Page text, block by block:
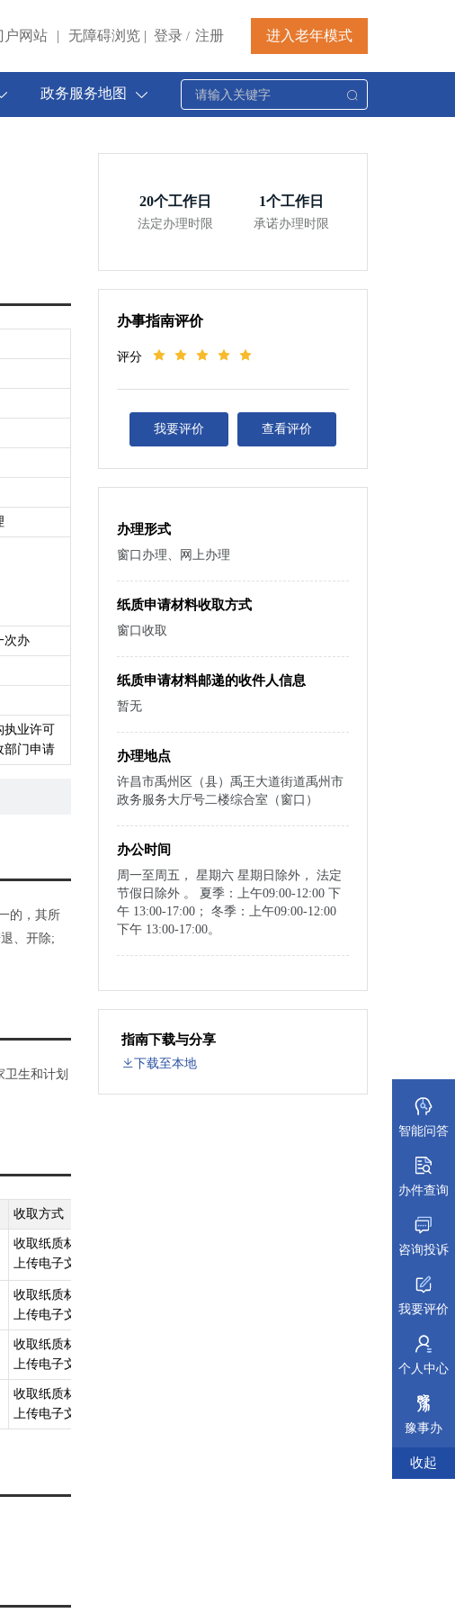
户网站 | 无障碍浏览 | 登录 / 注册 进入老年模式
政务服务地图
次办
执业许可
部门申请
的，其所
、开除;
卫生和计划
收取方式
收取纸质材料、
上传电子文件
查看依据
收取纸质材料、
上传电子文件
收取纸质材料、
上传电子文件
收取纸质材料、
上传电子文件
20个工作日
法定办理时限
1个工作日
承诺办理时限
办事指南评价
评分
我要评价 查看评价
办理形式
窗口办理、网上办理
纸质申请材料收取方式
窗口收取
纸质申请材料邮递的收件人信息
暂无
办理地点
许昌市禹州区（县）禹王大道街道禹州市
政务服务大厅号二楼综合室（窗口）
办公时间
周一至周五， 星期六 星期日除外， 法定
节假日除外 。 夏季：上午09:00-12:00 下
午 13:00-17:00； 冬季：上午09:00-12:00
下午 13:00-17:00。
指南下载与分享
下载至本地
智能问答
办件查询
咨询投诉
我要评价
个人中心
豫事办
收起